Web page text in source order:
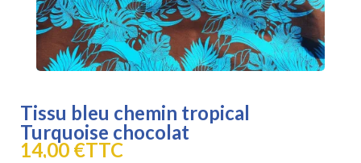
Tissu bleu chemin tropical
Turquoise chocolat
14,00 €TTC